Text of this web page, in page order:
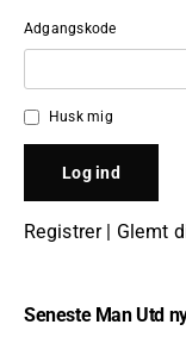
Adgangskode
Husk mig
Registrer| Glemt
Seneste Man Utd